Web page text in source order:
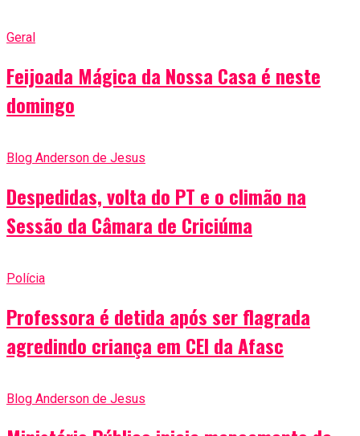
Geral
Feijoada Mágica da Nossa Casa é neste
domingo
Blog Anderson de Jesus
Despedidas, volta do PT e o climão na
Sessão da Câmara de Criciúma
Polícia
Professora é detida após ser flagrada
agredindo criança em CEI da Afasc
Blog Anderson de Jesus